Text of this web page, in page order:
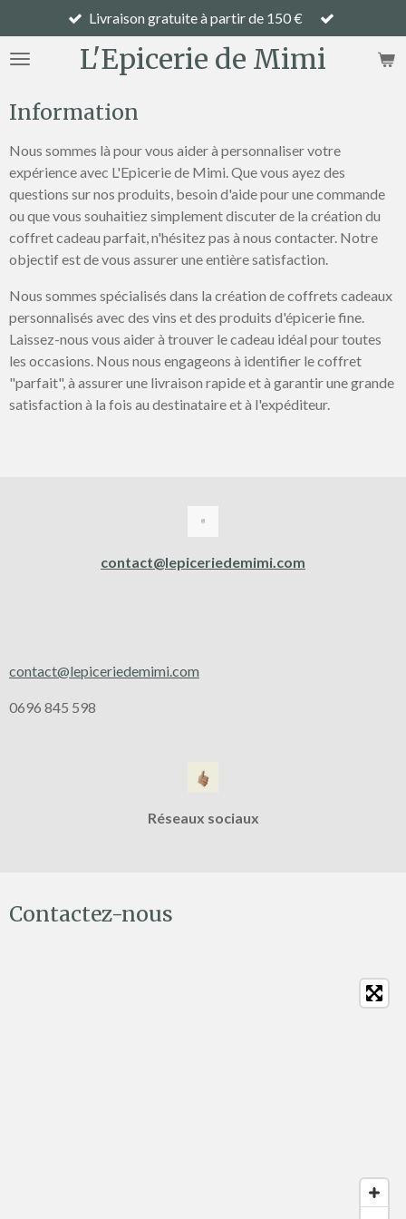
au
contenu
L'Epicerie de Mimi
Livraison gratuite à partir de 150 €
Information
Nous sommes là pour vous aider à personnaliser votre
expérience avec L'Epicerie de Mimi. Que vous ayez des
questions sur nos produits, besoin d'aide pour une commande
ou que vous souhaitiez simplement discuter de la création du
coffret cadeau parfait, n'hésitez pas à nous contacter. Notre
objectif est de vous assurer une entière satisfaction.
Nous sommes spécialisés dans la création de coffrets cadeaux
personnalisés avec des vins et des produits d'épicerie fine.
Laissez-nous vous aider à trouver le cadeau idéal pour toutes
les occasions. Nous nous engageons à identifier le coffret
"parfait", à assurer une livraison rapide et à garantir une grande
satisfaction à la fois au destinataire et à l'expéditeur.
contact@lepiceriedemimi.com
contact@lepiceriedemimi.com
0696 845 598
Réseaux sociaux
Contactez-nous